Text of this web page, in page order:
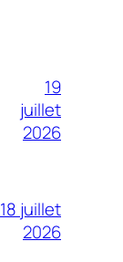
19
juillet
2026
18 juillet
2026